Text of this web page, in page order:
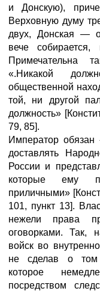
и Донскую),
Верховную думу
двух, Донская —
вече
Примечательна
«.Никакой
общественной
той, ни другой
должность»
79, 85].
Император
доставлять
России и
которые ему
приличными»
101, пункт 13].
нежели права
оговорками. Так,
войск во
не сделав о том
которое
посредством